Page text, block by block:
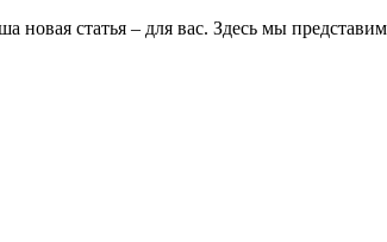
новая статья – для вас. Здесь мы